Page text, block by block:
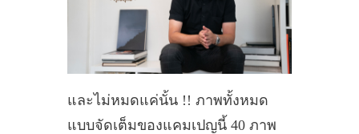
และไม่หมดแค่นั้น !! ภาพทั้งหมด
แบบจัดเต็มของแคมเปญนี้ 40 ภาพ